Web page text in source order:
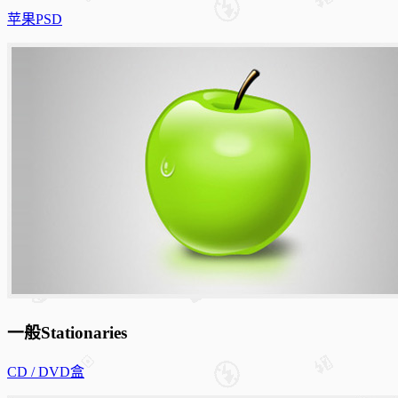
苹果PSD
一般Stationaries
CD / DVD盒